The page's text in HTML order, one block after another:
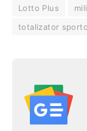
Lotto Plus
totalizator